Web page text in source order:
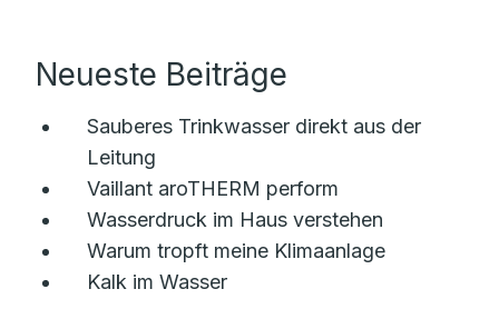
Neueste Beiträge
Sauberes Trinkwasser direkt aus der
Leitung
Vaillant aroTHERM perform
Wasserdruck im Haus verstehen
Warum tropft meine Klimaanlage
Kalk im Wasser